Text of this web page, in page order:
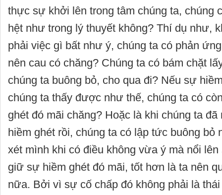
thực sự khởi lên trong tâm chúng ta, chúng
hệt như trong lý thuyết không? Thí dụ như,
phải việc gì bất như ý, chúng ta có phản
nên cau có chăng? Chúng ta có bám chặt
chúng ta buông bỏ, cho qua đi? Nếu sự
chúng ta thấy được như thế, chúng ta có
ghét đó mãi chăng? Hoặc là khi chúng ta
hiềm ghét rồi, chúng ta có lập tức buông bỏ
xét mình khi có điều không vừa ý mà nổi
giữ sự hiềm ghét đó mãi, tốt hơn là ta nên
nữa. Bởi vì sự cố chấp đó không phải là